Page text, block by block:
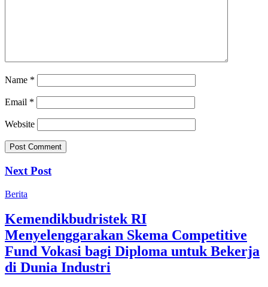
Name *
Email *
Website
Next Post
Berita
Kemendikbudristek RI
Menyelenggarakan Skema Competitive
Fund Vokasi bagi Diploma untuk Bekerja
di Dunia Industri